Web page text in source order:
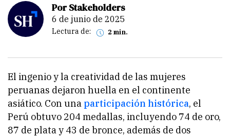
Por Stakeholders
6 de junio de 2025
Lectura de: 2 min.
El ingenio y la creatividad de las mujeres
peruanas dejaron huella en el continente
asiático. Con una participación histórica, el
Perú obtuvo 204 medallas, incluyendo 74 de oro,
87 de plata y 43 de bronce, además de dos